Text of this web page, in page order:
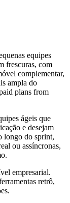
equipes
frescuras, com
complementar,
ampla do
plans from
ágeis que
e desejam
longo do sprint,
ou assíncronas,
empresarial.
retrô,